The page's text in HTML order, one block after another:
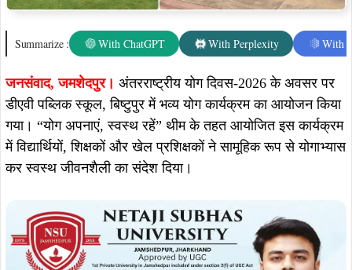
Summarize : With ChatGPT With Perplexity With
जनसंवाद,जमशेदपुर। अंतरराष्ट्रीय योग दिवस-2026 के अवसर पर
डीएवी पब्लिक स्कूल, बिष्टुपुर में भव्य योग कार्यक्रम का आयोजन किया
गया। “योग अपनाएं, स्वस्थ रहें” थीम के तहत आयोजित इस कार्यक्रम
में विद्यार्थियों, शिक्षकों और खेल प्रशिक्षकों ने सामूहिक रूप से योगाभ्यास
कर स्वस्थ जीवनशैली का संदेश दिया।